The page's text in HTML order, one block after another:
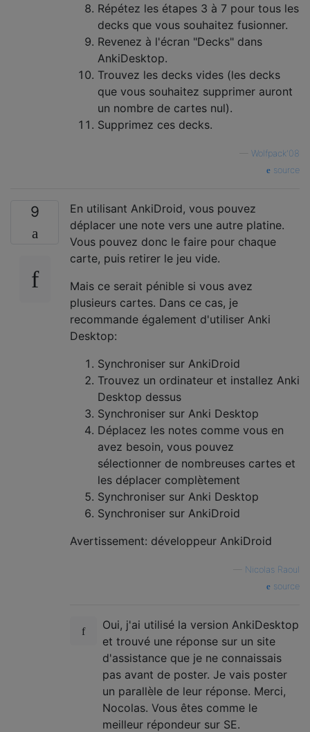
Répétez les étapes 3 à 7 pour tous les
decks que vous souhaitez fusionner.
Revenez à l'écran "Decks" dans
AnkiDesktop.
Trouvez les decks vides (les decks
que vous souhaitez supprimer auront
un nombre de cartes nul).
Supprimez ces decks.
Wolfpack'08
source
9
En utilisant AnkiDroid, vous pouvez
déplacer une note vers une autre platine.
Vous pouvez donc le faire pour chaque
carte, puis retirer le jeu vide.
Mais ce serait pénible si vous avez
plusieurs cartes. Dans ce cas, je
recommande également d'utiliser Anki
Desktop:
Synchroniser sur AnkiDroid
Trouvez un ordinateur et installez Anki
Desktop dessus
Synchroniser sur Anki Desktop
Déplacez les notes comme vous en
avez besoin, vous pouvez
sélectionner de nombreuses cartes et
les déplacer complètement
Synchroniser sur Anki Desktop
Synchroniser sur AnkiDroid
Avertissement: développeur AnkiDroid
Nicolas Raoul
source
Oui, j'ai utilisé la version AnkiDesktop
et trouvé une réponse sur un site
d'assistance que je ne connaissais
pas avant de poster. Je vais poster
un parallèle de leur réponse. Merci,
Nocolas. Vous êtes comme le
meilleur répondeur sur SE.